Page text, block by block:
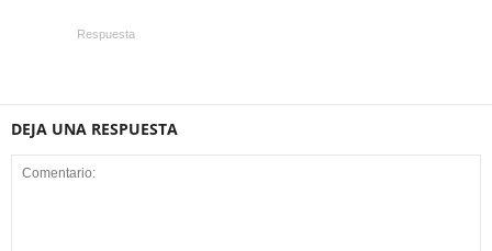
Respuesta
DEJA UNA RESPUESTA